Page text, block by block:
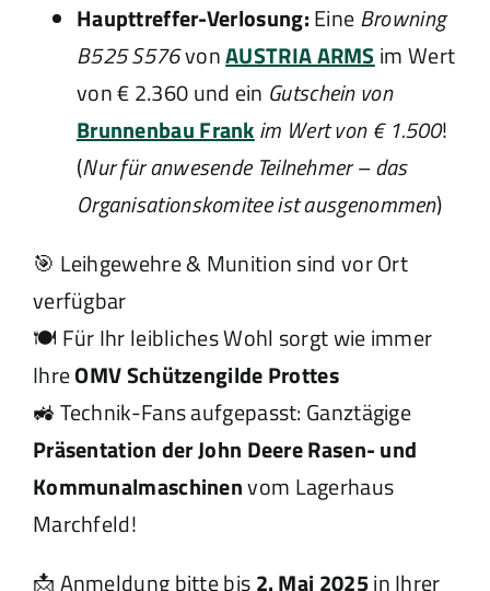
Haupttreffer-Verlosung:EineBrowning
B525 S576vonAUSTRIA ARMSim Wert
von € 2.360 und ein Gutschein von
Brunnenbau Frankim Wert von € 1.500!
(Nur für anwesende Teilnehmer – das
Organisationskomitee ist ausgenommen)
🎯 Leihgewehre & Munition sind vor Ort
verfügbar
🍽 Für Ihr leibliches Wohl sorgt wie immer
IhreOMV Schützengilde Prottes
🚜 Technik-Fans aufgepasst: Ganztägige
Präsentation der John Deere Rasen- und
Kommunalmaschinenvom Lagerhaus
Marchfeld!
📩 Anmeldung bitte bis2. Mai 2025in Ihrer